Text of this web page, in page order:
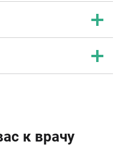
к врачу